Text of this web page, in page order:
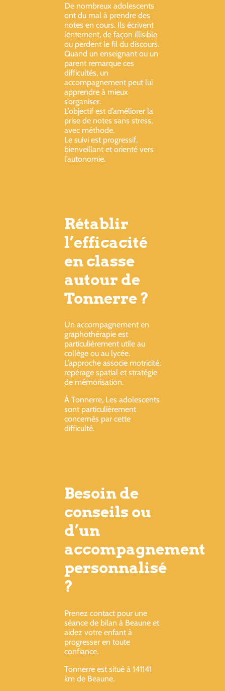
De nombreux adolescents
ont du mal à prendre des
notes en cours. Ils écrivent
lentement, de façon illisible
ou perdent le fil du discours.
Quand un enseignant ou un
parent remarque ces
difficultés, un
accompagnement peut lui
apprendre à mieux
s’organiser.
L’objectif est d’améliorer la
prise de notes sans stress,
avec méthode.
Le suivi est progressif,
bienveillant et orienté vers
l’autonomie.
Rétablir
l’efficacité
en classe
autour de
Tonnerre ?
Un accompagnement en
graphothérapie est
particulièrement utile au
collège ou au lycée.
L’approche associe motricité,
repérage spatial et stratégie
de mémorisation.
À Tonnerre, Les adolescents
sont particulièrement
concernés par cette
difficulté.
Besoin de
conseils ou
d’un
accompagnement
personnalisé
?
Prenez contact pour une
séance de bilan à Beaune et
aidez votre enfant à
progresser en toute
confiance.
Tonnerre est situé à 141141
km de Beaune.